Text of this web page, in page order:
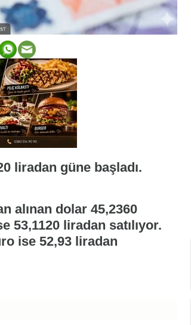
liradan güne başladı.
alınan dolar 45,2360
53,1120 liradan satılıyor.
ise 52,93 liradan